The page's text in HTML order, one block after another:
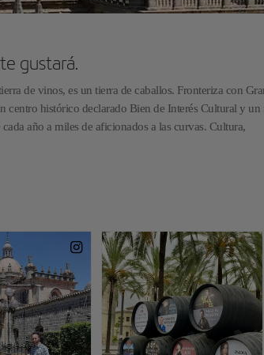
gustará.
de vinos, es un tierra de caballos. Fronteriza con
centro histórico declarado Bien de Interés Cultural y un
año a miles de aficionados a las curvas. Cultura,